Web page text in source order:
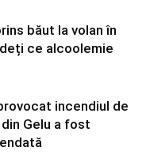
băut la volan în
ce alcoolemie
incendiul de
Gelu a fost